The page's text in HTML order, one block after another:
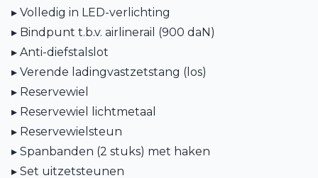
▸ Volledig in LED-verlichting
▸ Bindpunt t.b.v. airlinerail (900 daN)
▸ Anti-diefstalslot
▸ Verende ladingvastzetstang (los)
▸ Reservewiel
▸ Reservewiel lichtmetaal
▸ Reservewielsteun
▸ Spanbanden (2 stuks) met haken
▸ Set uitzetsteunen